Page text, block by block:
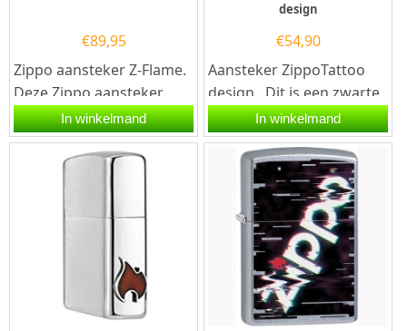
€89,95
Zippo aansteker Z-Flame.
Deze Zippo aansteker
heeft een geborsteld
zilveren afwerking en aan
In winkelmand
design
€54,90
Aansteker ZippoTattoo
design. Dit is een zwarte
Zippo aansteker met een
tattoo afdruk en...
In winkelmand